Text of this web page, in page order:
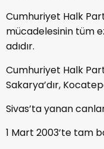
Cumhuriyet Halk
mücadelesinin tüm
adıdır.
Cumhuriyet Halk
Sakarya’dır,
Sivas’ta yanan
1 Mart 2003’te tam